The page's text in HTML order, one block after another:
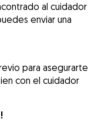
al cuidador
enviar una
para asegurarte
con el cuidador